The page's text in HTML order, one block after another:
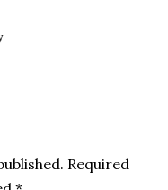
Required